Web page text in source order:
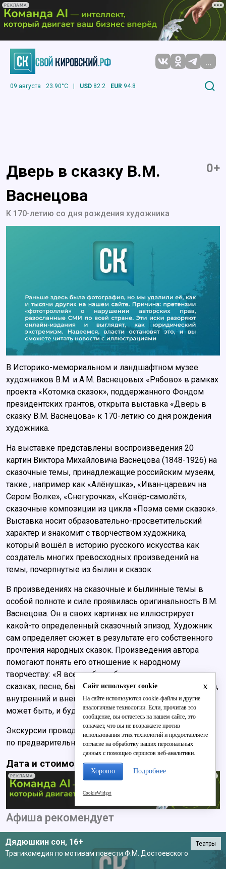
РЕКЛАМА
...
09 августа 23.90°C | USD 82.2 EUR 94.8
Дверь в сказку В.М.
Васнецова
0+
К 170-летию со дня рождения художника
В Историко-мемориальном и ландшафтном музее
художников В.М. и А.М. Васнецовых «Рябово» в рамках
проекта «Котомка сказок», поддержанного Фондом
президентских грантов, открыта выставка «Дверь в
сказку В.М. Васнецова» к 170-летию со дня рождения
художника.
На выставке представлены воспроизведения 20
картин Виктора Михайловича Васнецова (1848-1926) на
сказочные темы, принадлежащие российским музеям,
такие , например как «Алёнушка», «Иван-царевич на
Сером Волке», «Снегурочка», «Ковёр-самолёт»,
сказочные композиции из цикла «Поэма семи сказок».
Выставка носит образовательно-просветительский
характер и знакомит с творчеством художника,
который вошёл в историю русского искусства как
создатель многих превосходных произведений на
темы, почерпнутые из былин и сказок.
В произведениях на сказочные и былинные темы в
особой полноте и силе проявилась оригинальность В.М.
Васнецова. Он в своих картинах не иллюстрирует
какой-то определенный сказочный эпизод. Художник
сам определяет сюжет в результате его собственного
прочтения народных сказок. Произведения автора
помогают понять его отношение к народному
творчеству: «Я всегда был убежден, – писал он,- что в
сказках, песне, былине сказывается весь облик народа,
внутренний и внешний, с прошлым и настоящим, а
может быть, и будущим».
Экскурсии проводятся, в том числе театрализованные,
по предварительным заявкам.
Дата и стоимость: Место:
РЕКЛАМА
Афиша рекомендует
Дядюшкин сон, 16+
Трагикомедия по мотивам повести Ф.М. Достоевского
Театры
x
Сайт использует cookie
На сайте используются cookie-файлы и другие
аналогичные технологии. Если, прочитав это
сообщение, вы остаетесь на нашем сайте, это
означает, что вы не возражаете против
использования этих технологий и предоставляете
согласие на обработку ваших персональных
данных с помощью сервисов веб-аналитики.
Хорошо Подробнее
CookieWidget